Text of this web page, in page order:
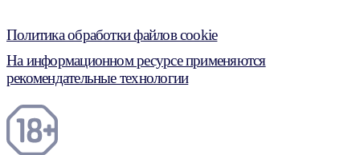
Политика обработки файлов cookie
На информационном ресурсе применяются
рекомендательные технологии